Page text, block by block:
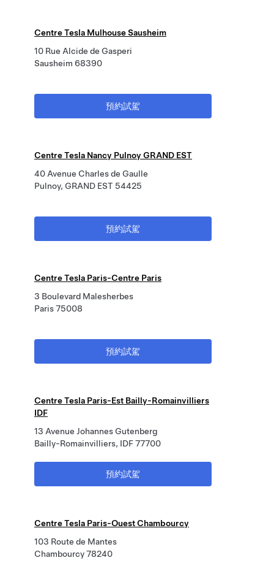
Centre Tesla Mulhouse Sausheim
10 Rue Alcide de Gasperi
Sausheim 68390
預約試駕
Centre Tesla Nancy Pulnoy GRAND EST
40 Avenue Charles de Gaulle
Pulnoy, GRAND EST 54425
預約試駕
Centre Tesla Paris-Centre Paris
3 Boulevard Malesherbes
Paris 75008
預約試駕
Centre Tesla Paris-Est Bailly-Romainvilliers
IDF
13 Avenue Johannes Gutenberg
Bailly-Romainvilliers, IDF 77700
預約試駕
Centre Tesla Paris-Ouest Chambourcy
103 Route de Mantes
Chambourcy 78240